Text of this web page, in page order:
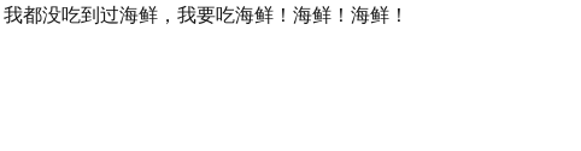
都没吃到过海鲜，我要吃海鲜！海鲜！海鲜！